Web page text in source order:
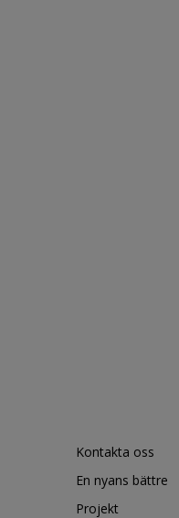
Kontakta oss
En nyans bättre
Projekt